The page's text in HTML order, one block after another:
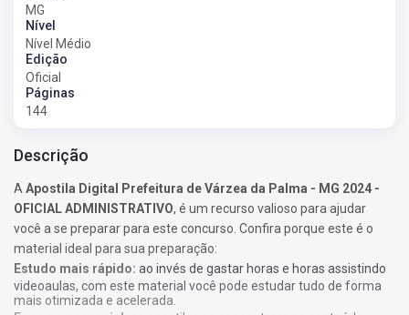
MG
Nível
Nível Médio
Edição
Oficial
Páginas
144
Descrição
A Apostila Digital Prefeitura de Várzea da Palma - MG 2024 -
OFICIAL ADMINISTRATIVO, é um recurso valioso para ajudar
você a se preparar para este concurso. Confira porque este é o
material ideal para sua preparação:
Estudo mais rápido: ao invés de gastar horas e horas assistindo
videoaulas, com este material você pode estudar tudo de forma
mais otimizada e acelerada.